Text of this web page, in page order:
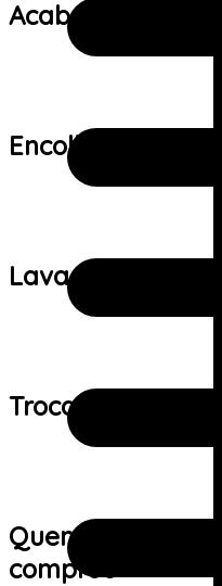
Acabamento:
Encolhimento:
Lavagem:
Trocas e
Quem viu este
comprou